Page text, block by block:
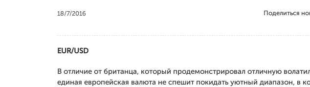
18/7/2016 Поделиться
EUR/USD
В отличие от британца, который продемонстрировал отличную
единая европейская валюта не спешит покидать уютный диапазон, в